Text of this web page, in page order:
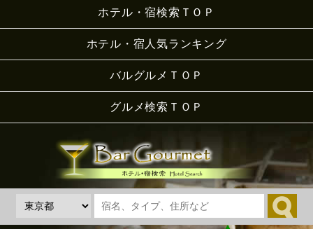
ホテル・宿検索ＴＯＰ
ホテル・宿人気ランキング
バルグルメＴＯＰ
グルメ検索ＴＯＰ